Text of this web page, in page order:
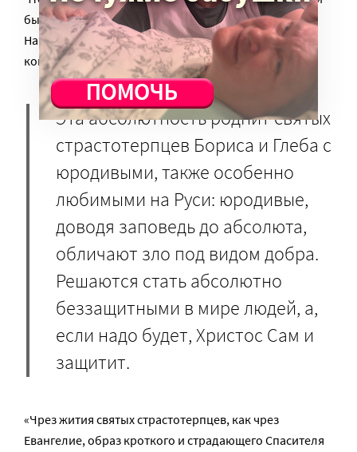
была, нужна особенная сила и твердость духа.
Намного большая, чем для борьбы за выживание,
когда следуешь инстинкту самосохранения.
Эта абсолютность роднит святых
страстотерпцев Бориса и Глеба с
юродивыми, также особенно
любимыми на Руси: юродивые,
доводя заповедь до абсолюта,
обличают зло под видом добра.
Решаются стать абсолютно
беззащитными в мире людей, а,
если надо будет, Христос Сам и
защитит.
«Чрез жития святых страстотерпцев, как чрез
Евангелие, образ кроткого и страдающего Спасителя